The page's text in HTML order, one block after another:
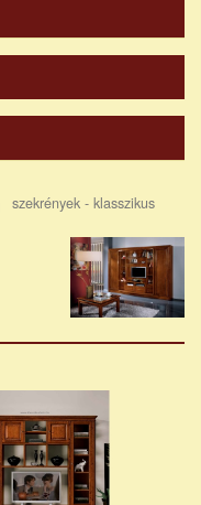
szekrények - klasszikus